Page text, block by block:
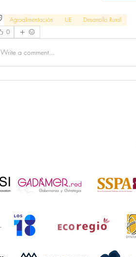
Agroalimentación UE
Desarrollo Rural
0
Write a comment...